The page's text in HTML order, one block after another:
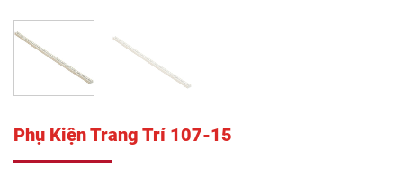
Phụ Kiện Trang Trí 107-15